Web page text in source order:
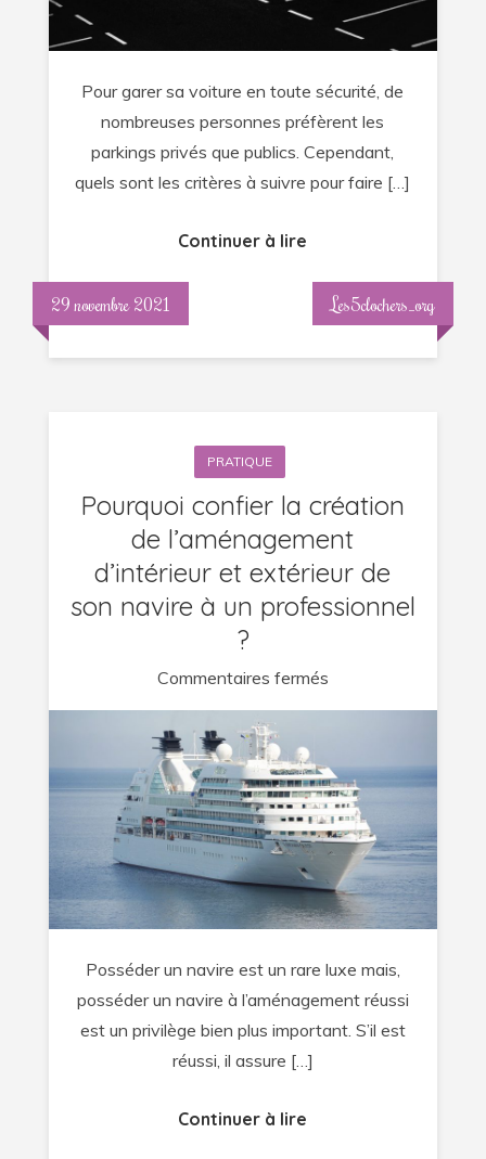
région
Lyon
?
Pour garer sa voiture en toute sécurité, de
nombreuses personnes préfèrent les
parkings privés que publics. Cependant,
quels sont les critères à suivre pour faire […]
Continuer à lire
29 novembre 2021 Les5clochers_org
PRATIQUE
Pourquoi confier la création
de l’aménagement
d’intérieur et extérieur de
son navire à un professionnel
?
Commentaires ferméssur
Pourquoi
la
création
de
l’aménagement
d’intérieur
et
de
son
navire
Posséder un navire est un rare luxe mais,
posséder un navire à l’aménagement réussi
est un privilège bien plus important. S’il est
réussi, il assure […]
Continuer à lire